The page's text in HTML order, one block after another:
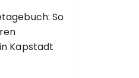
So
Kapstadt